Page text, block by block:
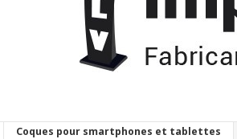
Coques pour smartphones et tablettes